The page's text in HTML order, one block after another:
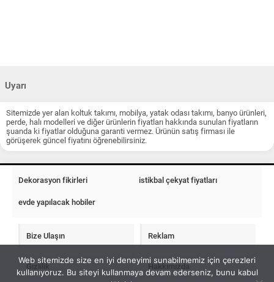
Uyarı
Sitemizde yer alan koltuk takımı, mobilya, yatak odası takımı, banyo ürünleri,
perde, halı modelleri ve diğer ürünlerin fiyatları hakkında sunulan fiyatların
şuanda ki fiyatlar olduğuna garanti vermez. Ürünün satış firması ile
görüşerek güncel fiyatını öğrenebilirsiniz.
Dekorasyon fikirleri istikbal çekyat fiyatları
evde yapılacak hobiler
Bize Ulaşın Reklam
Gizlilik Hakkımızda
Web sitemizde size en iyi deneyimi sunabilmemiz için çerezleri
kullanıyoruz. Bu siteyi kullanmaya devam ederseniz, bunu kabul